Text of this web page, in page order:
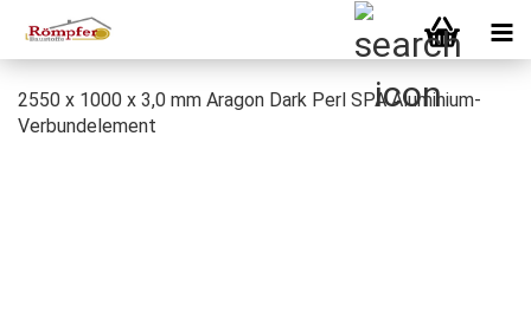
2550 x 1000 x 3,0 mm Aragon Dark Perl SPA Aluminium-
Verbundelement